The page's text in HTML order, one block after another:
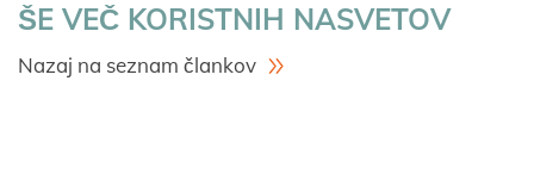
ŠE VEČ KORISTNIH NASVETOV
Nazaj na seznam člankov